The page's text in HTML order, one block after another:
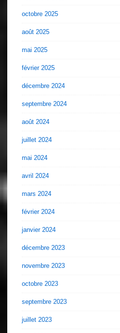
octobre 2025
août 2025
mai 2025
février 2025
décembre 2024
septembre 2024
août 2024
juillet 2024
mai 2024
avril 2024
mars 2024
février 2024
janvier 2024
décembre 2023
novembre 2023
octobre 2023
septembre 2023
juillet 2023